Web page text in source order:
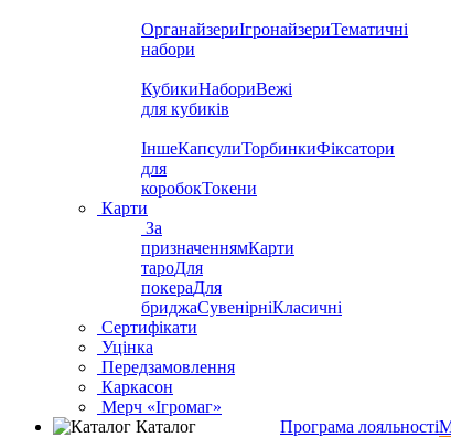
ОрганайзериІгронайзериТематичні
набори
КубикиНабориВежі
для кубиків
ІншеКапсулиТорбинкиФіксатори
для
коробокТокени
Карти
За
призначеннямКарти
тароДля
покераДля
бриджаСувенірніКласичні
Сертифікати
Уцінка
Передзамовлення
Каркасон
Мерч «Ігромаг»
Каталог
Програма лояльності